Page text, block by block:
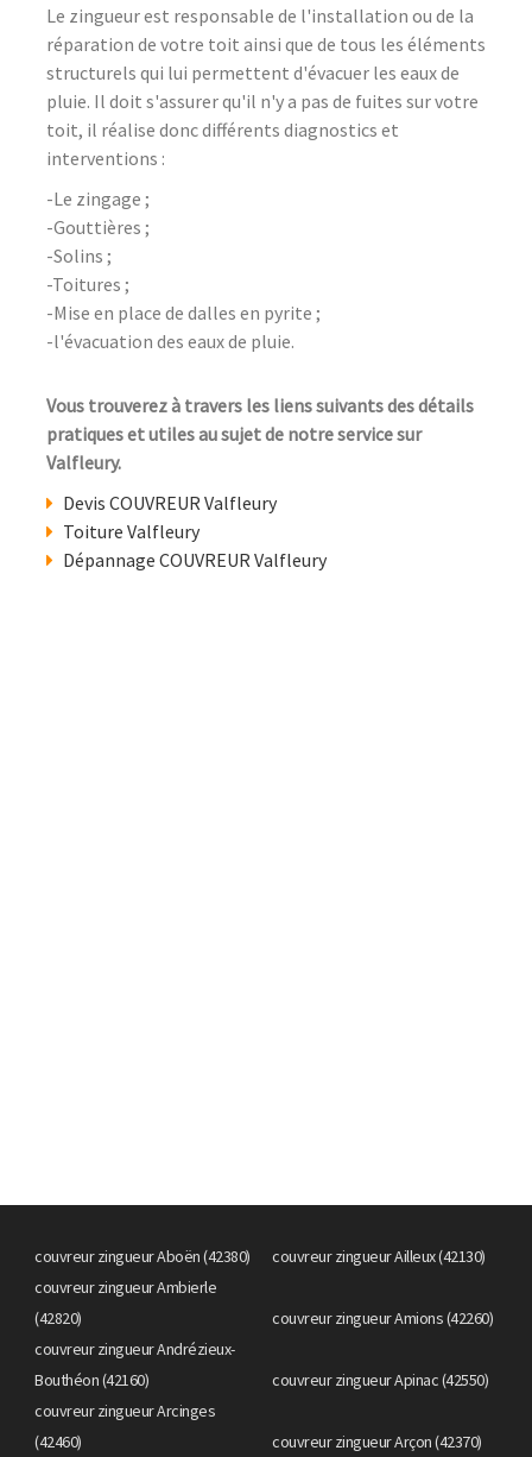
Le zingueur est responsable de l'installation ou de la
réparation de votre toit ainsi que de tous les éléments
structurels qui lui permettent d'évacuer les eaux de
pluie. Il doit s'assurer qu'il n'y a pas de fuites sur votre
toit, il réalise donc différents diagnostics et
interventions :
-Le zingage ;
-Gouttières ;
-Solins ;
-Toitures ;
-Mise en place de dalles en pyrite ;
-l'évacuation des eaux de pluie.
Vous trouverez à travers les liens suivants des détails
pratiques et utiles au sujet de notre service sur
Valfleury.
Devis COUVREUR Valfleury
Toiture Valfleury
Dépannage COUVREUR Valfleury
couvreur zingueur Aboën (42380)
couvreur zingueur Ailleux (42130)
couvreur zingueur Ambierle
(42820)
couvreur zingueur Amions (42260)
couvreur zingueur Andrézieux-
Bouthéon (42160)
couvreur zingueur Apinac (42550)
couvreur zingueur Arcinges
(42460)
couvreur zingueur Arçon (42370)